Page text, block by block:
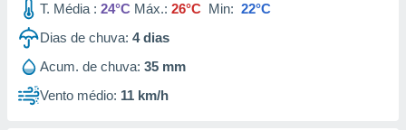
T. Média : 24°C Máx.: 26°C Min: 22°C
Dias de chuva: 4dias
Acum. de chuva: 35 mm
Vento médio: 11 km/h